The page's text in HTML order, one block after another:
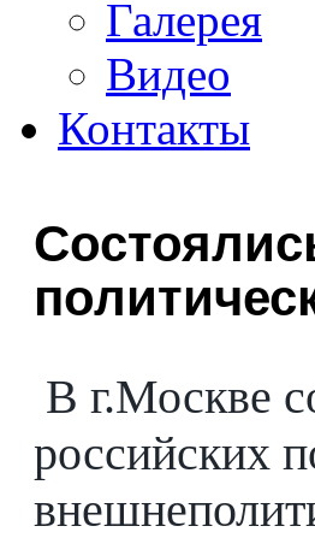
Галерея
Видео
Контакты
В г.Москве
российских